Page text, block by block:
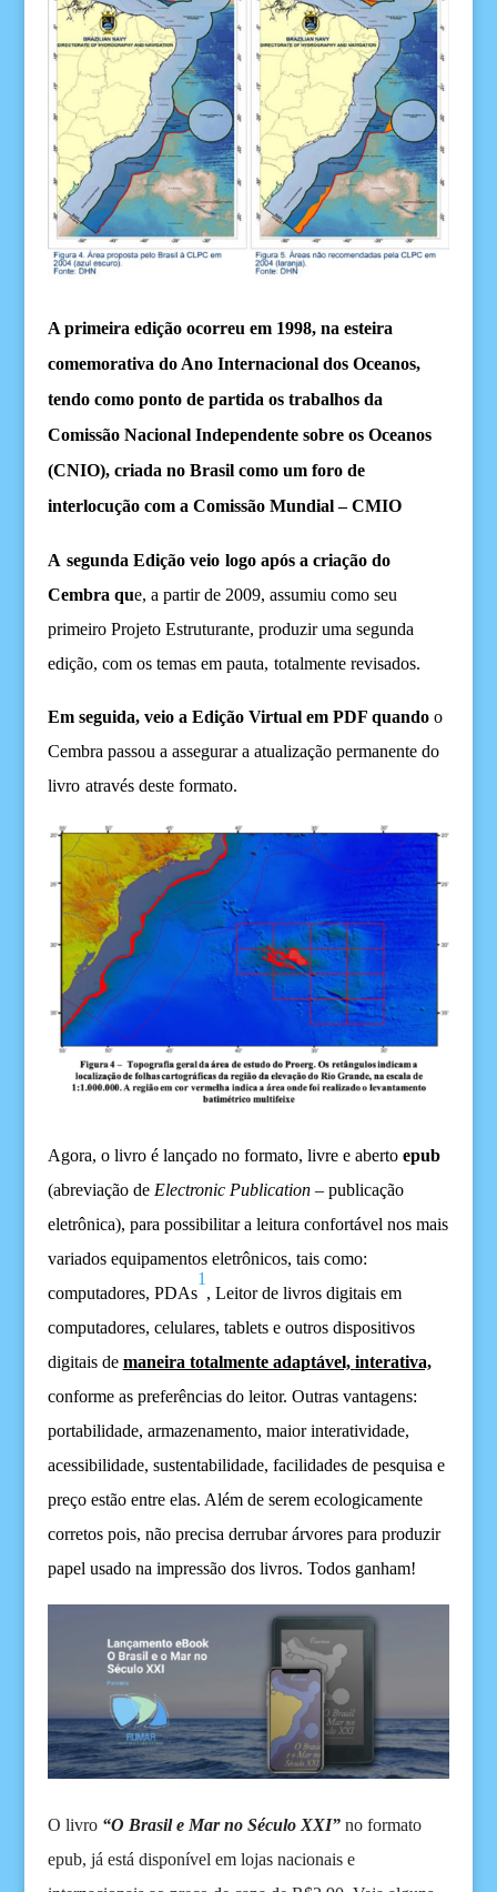
A primeira edição ocorreu em 1998, na esteira
comemorativa do Ano Internacional dos Oceanos,
tendo como ponto de partida os trabalhos da
Comissão Nacional Independente sobre os Oceanos
(CNIO), criada no Brasil como um foro de
interlocução com a Comissão Mundial – CMIO
A segunda Edição veio logo após a criação do
Cembra que, a partir de 2009, assumiu como seu
primeiro Projeto Estruturante, produzir uma segunda
edição, com os temas em pauta, totalmente revisados.
Em seguida, veio a Edição Virtual em PDF quandoo
Cembra passou a assegurara atualização permanente do
livro através deste formato.
Agora, o livro é lançado noformato, livre e aberto epub
(abreviação de Electronic Publication– publicação
eletrônica), para possibilitar a leitura confortável nos mais
variados equipamentos eletrônicos, tais como:
computadores, PDAs
1
, Leitor de livros digitais em
computadores, celulares, tablets e outros dispositivos
digitais de maneira totalmente adaptável, interativa,
conforme as preferências do leitor. Outras vantagens:
portabilidade, armazenamento, maior interatividade,
acessibilidade, sustentabilidade, facilidades de pesquisa e
preço estão entre elas. Além de seremecologicamente
corretos pois, não precisa derrubar árvores para produzir
papel usado na impressão doslivros. Todosganham!
O livro “O Brasil e Mar no Século XXI”no formato
epub, já está disponível em lojas nacionais e